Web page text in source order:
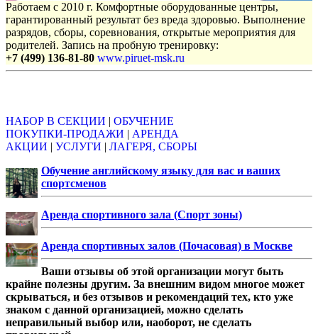
Работаем с 2010 г. Комфортные оборудованные центры,
гарантированный результат без вреда здоровью. Выполнение
разрядов, сборы, соревнования, открытые мероприятия для
родителей. Запись на пробную тренировку:
+7 (499) 136-81-80 www.piruet-msk.ru
НАБОР В СЕКЦИИ | ОБУЧЕНИЕ
ПОКУПКИ-ПРОДАЖИ | АРЕНДА
АКЦИИ | УСЛУГИ | ЛАГЕРЯ, СБОРЫ
Обучение английскому языку для вас и ваших
спортсменов
Аренда спортивного зала (Спорт зоны)
Аренда спортивных залов (Почасовая) в Москве
Ваши отзывы об этой организации могут быть
крайне полезны другим. За внешним видом многое может
скрываться, и без отзывов и рекомендаций тех, кто уже
знаком с данной организацией, можно сделать
неправильный выбор или, наоборот, не сделать